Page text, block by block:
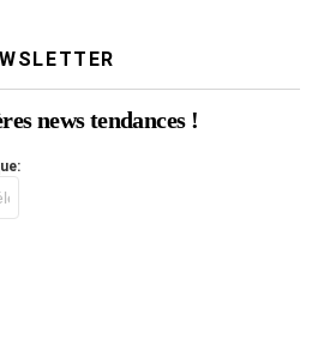
news tendances !